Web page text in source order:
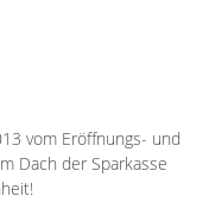
vom Eröffnungs- und
Dach der Sparkasse